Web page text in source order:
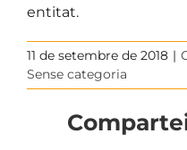
entitat.
11 de setembre de 2018 |
Sense categoria